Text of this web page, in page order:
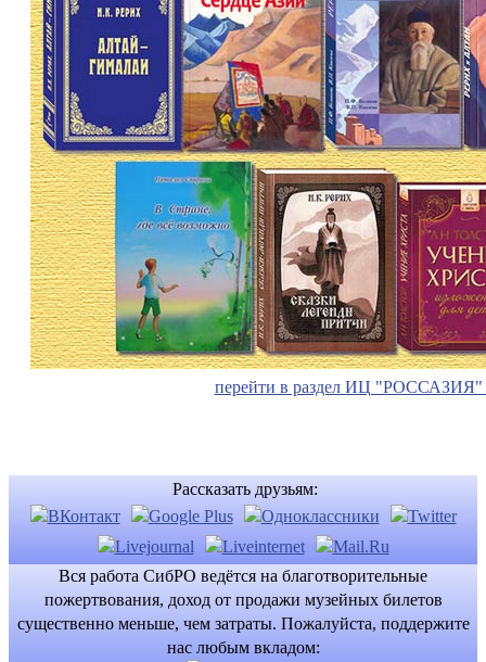
перейти в раздел ИЦ "РОССАЗИЯ"
Рассказать друзьям:
Вся работа СибРО ведётся на благотворительные
пожертвования, доход от продажи музейных билетов
существенно меньше, чем затраты. Пожалуйста, поддержите
нас любым вкладом: